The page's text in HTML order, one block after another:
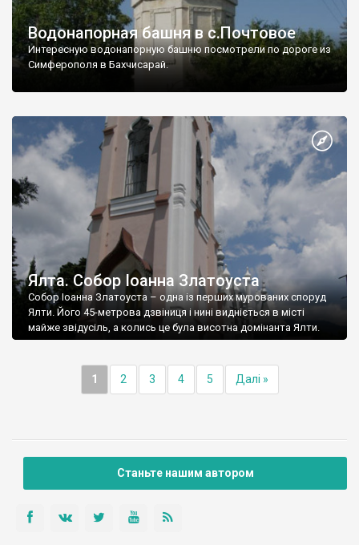
Водонапорная башня в с.Почтовое
Интересную водонапорную башню посмотрели по дороге из
Симферополя в Бахчисарай.
Ялта. Собор Іоанна Златоуста
Собор Іоанна Златоуста – одна із перших мурованих споруд
Ялти. Його 45-метрова дзвіниця і нині видніється в місті
майже звідусіль, а колись це була висотна домінанта Ялти.
1 2 3 4 5 Далі »
Станьте нашим автором